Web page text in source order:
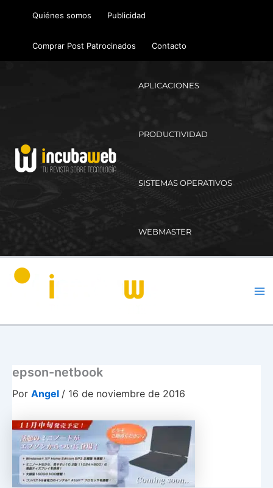
Quiénes somos Publicidad
Comprar Post Patrocinados Contacto
APLICACIONES
PRODUCTIVIDAD
SISTEMAS OPERATIVOS
WEBMASTER
epson-netbook
Por Angel / 16 de noviembre de 2016